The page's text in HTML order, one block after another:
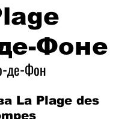
Стильный четверг
- Джаз
Фоне
де-Фон
La Plage des